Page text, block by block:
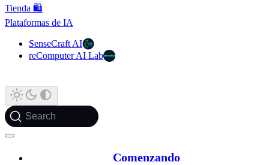
Tienda 🛍️
Plataformas de IA
SenseCraft AI
reComputer AI Lab
Search
Comenzando